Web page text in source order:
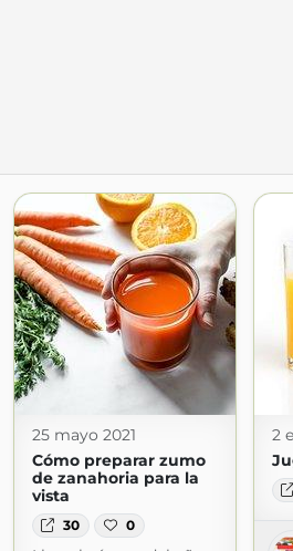
25 mayo 2021
Cómo preparar zumo
de zanahoria para la
vista
30 0
2